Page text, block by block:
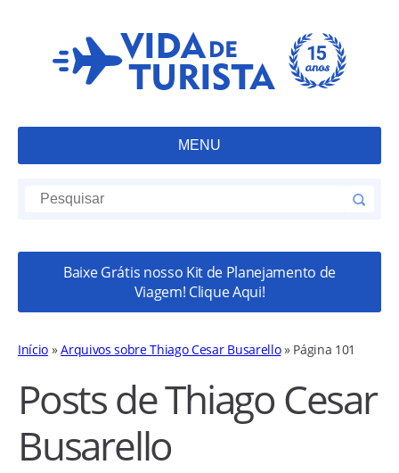
MENU
Baixe Grátis nosso Kit de Planejamento de
Viagem! Clique Aqui!
Início »Arquivos sobre Thiago Cesar Busarello» Página 101
Posts de Thiago Cesar
Busarello